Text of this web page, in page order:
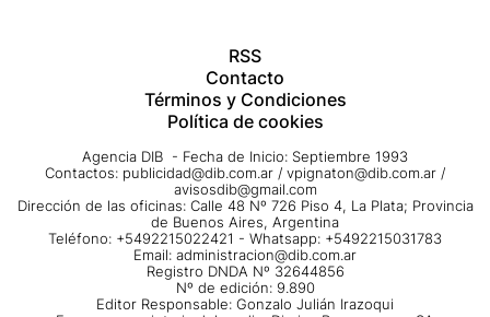
RSS
Contacto
Términos y Condiciones
Política de cookies
Agencia DIB - Fecha de Inicio: Septiembre 1993
Contactos: publicidad@dib.com.ar / vpignaton@dib.com.ar /
avisosdib@gmail.com
Dirección de las oficinas: Calle 48 Nº 726 Piso 4, La Plata; Provincia
de Buenos Aires, Argentina
Teléfono: +5492215022421 - Whatsapp: +5492215031783
Email: administracion@dib.com.ar
Registro DNDA Nº 32644856
Nº de edición: 9.890
Editor Responsable: Gonzalo Julián Irazoqui